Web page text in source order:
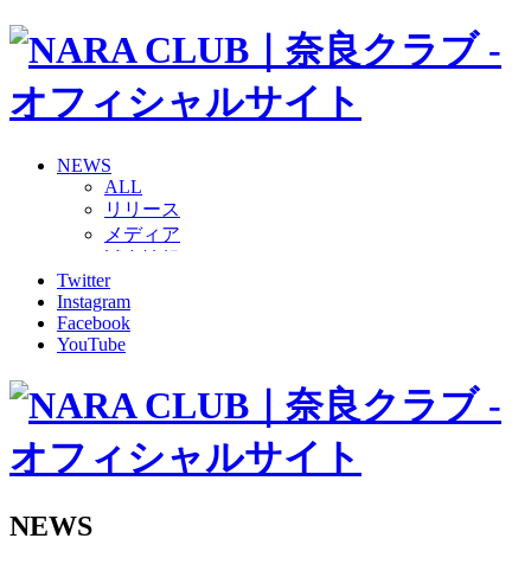
NEWS
ALL
リリース
メディア
グッズ
ファンコミュニティ
普及・育成
ホームタウン
その他
2026/27トップチーム
2026/27トップチームスタッフ
Twitter
Instagram
Facebook
YouTube
NEWS